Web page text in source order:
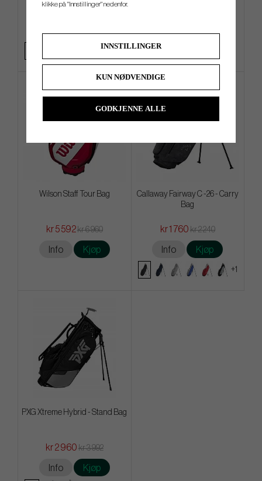
kr 4 400
Info Kjøp Info Kjøp
Wilson Staff Tour Bag
kr 5 592kr 6 960
Info Kjøp
Callaway Fairway C -26 - Carry
Bag
kr 1 760 kr 2 240
Info Kjøp
+1
PXG Xtreme Hybrid - Stand Bag
kr 2 960 kr 3 992
Info Kjøp
klikke på "Innstillinger" nedenfor.
INNSTILLINGER
KUN NØDVENDIGE
GODKJENNE ALLE